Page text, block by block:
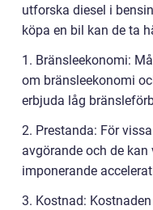
utforska diesel i
köpa en bil kan de ta
1. Bränsleekonomi:
om bränsleekonomi
erbjuda låg
2. Prestanda: För
avgörande och de
imponerande
3. Kostnad: